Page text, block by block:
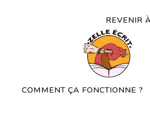
REVENIR
COMMENT ÇA FONCTIONNE ?